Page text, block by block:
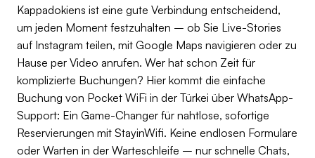
Kappadokiens ist eine gute Verbindung entscheidend,
um jeden Moment festzuhalten – ob Sie Live-Stories
auf Instagram teilen, mit Google Maps navigieren oder zu
Hause per Video anrufen. Wer hat schon Zeit für
komplizierte Buchungen? Hier kommt die einfache
Buchung von Pocket WiFi in der Türkei über WhatsApp-
Support: Ein Game-Changer für nahtlose, sofortige
Reservierungen mit StayinWifi. Keine endlosen Formulare
oder Warten in der Warteschleife – nur schnelle Chats,